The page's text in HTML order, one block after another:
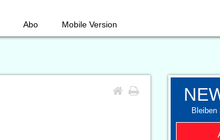
Abo Mobile Version
Bleiben